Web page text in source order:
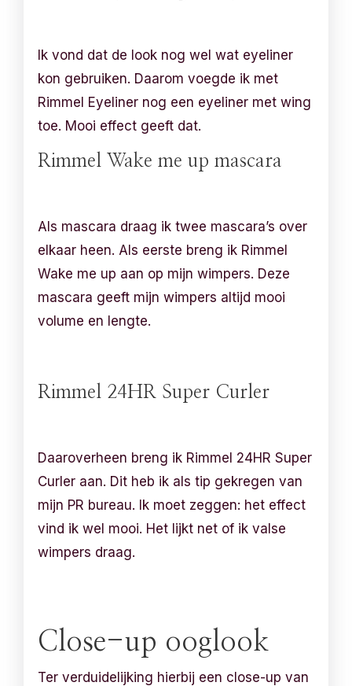
Ik vond dat de look nog wel wat eyeliner
kon gebruiken. Daarom voegde ik met
Rimmel Eyeliner nog een eyeliner met wing
toe. Mooi effect geeft dat.
Rimmel Wake me up mascara
Als mascara draag ik twee mascara’s over
elkaar heen. Als eerste breng ik Rimmel
Wake me up aan op mijn wimpers. Deze
mascara geeft mijn wimpers altijd mooi
volume en lengte.
Rimmel 24HR Super Curler
Daaroverheen breng ik Rimmel 24HR Super
Curler aan. Dit heb ik als tip gekregen van
mijn PR bureau. Ik moet zeggen: het effect
vind ik wel mooi. Het lijkt net of ik valse
wimpers draag.
Close-up ooglook
Ter verduidelijking hierbij een close-up van